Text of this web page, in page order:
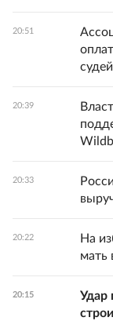
20:51
судей
20:39
20:33
20:22
На
мать
20:15
Удар